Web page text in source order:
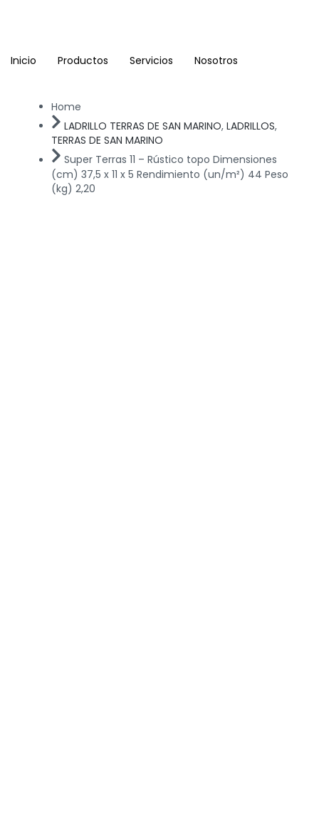
Inicio
Productos Servicios Nosotros
Home
LADRILLO TERRAS DE SAN MARINO, LADRILLOS,
TERRAS DE SAN MARINO
Super Terras 11 – Rústico topo Dimensiones
(cm) 37,5 x 11 x 5 Rendimiento (un/m²) 44 Peso
(kg) 2,20